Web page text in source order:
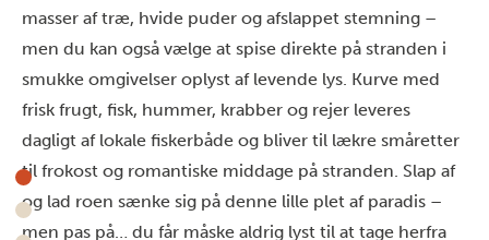
masser af træ, hvide puder og afslappet stemning –
men du kan også vælge at spise direkte på stranden i
smukke omgivelser oplyst af levende lys. Kurve med
frisk frugt, fisk, hummer, krabber og rejer leveres
dagligt af lokale fiskerbåde og bliver til lækre småretter
til frokost og romantiske middage på stranden. Slap af
og lad roen sænke sig på denne lille plet af paradis –
men pas på… du får måske aldrig lyst til at tage herfra